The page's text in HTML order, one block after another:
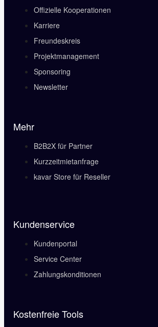
Offizielle Kooperationen
Karriere
Freundeskreis
Projektmanagement
Sponsoring
Newsletter
Mehr
B2B2X für Partner
Kurzzeitmietanfrage
kavar Store für Reseller
Kundenservice
Kundenportal
Service Center
Zahlungskonditionen
Kostenfreie Tools